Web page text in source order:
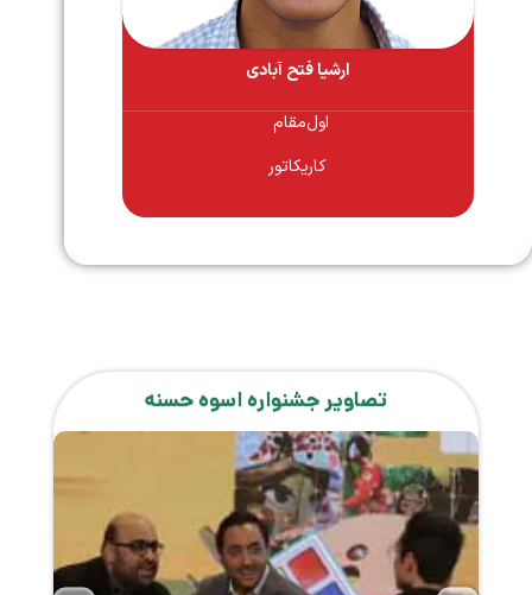
ارشیا فتح آبادی
اول
کاریکاتور
تصاویر جشنواره اسوه حسنه